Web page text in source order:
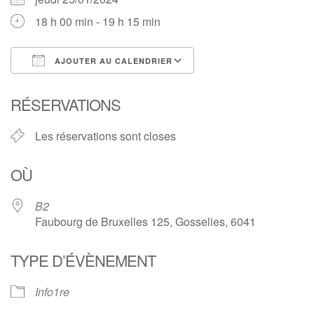
18 h 00 min - 19 h 15 min
AJOUTER AU CALENDRIER
RÉSERVATIONS
Les réservations sont closes
OÙ
B2
Faubourg de Bruxelles 125, Gosselies, 6041
TYPE D’ÉVÈNEMENT
Info1re